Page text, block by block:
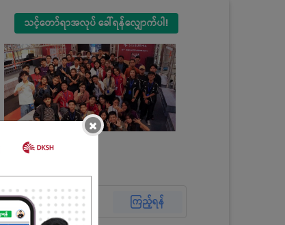
သင့်တော်ရာအလုပ် ခေါ်ရန်လျှောက်ပါ!
လွန်ခဲ့သော ၁ရက် ကြည့်ရန်
×